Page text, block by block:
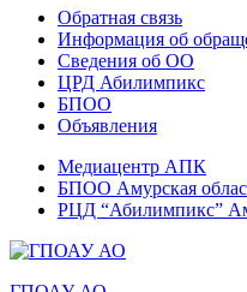
Обратная связь
Информация об
Сведения об ОО
ЦРД Абилимпикс
БПОО
Объявления
Медиацентр АПК
БПОО Амурская
РЦД “Абилимпикс”